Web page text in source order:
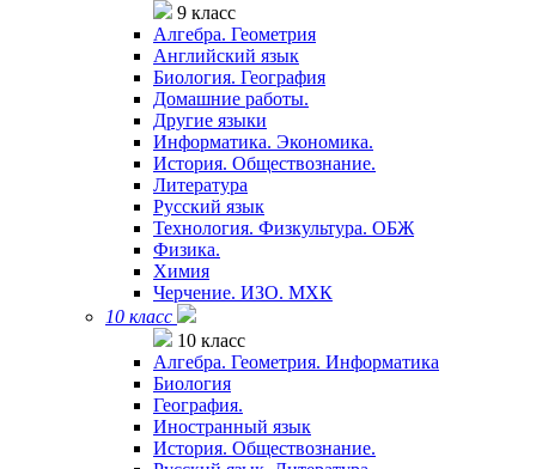
9 класс
Алгебра. Геометрия
Английский язык
Биология. География
Домашние работы.
Другие языки
Информатика. Экономика.
История. Обществознание.
Литература
Русский язык
Технология. Физкультура. ОБЖ
Физика.
Химия
Черчение. ИЗО. МХК
10 класс
10 класс
Алгебра. Геометрия. Информатика
Биология
География.
Иностранный язык
История. Обществознание.